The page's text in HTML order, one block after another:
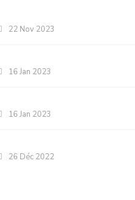
22 Nov 2023
16 Jan 2023
16 Jan 2023
26 Déc 2022